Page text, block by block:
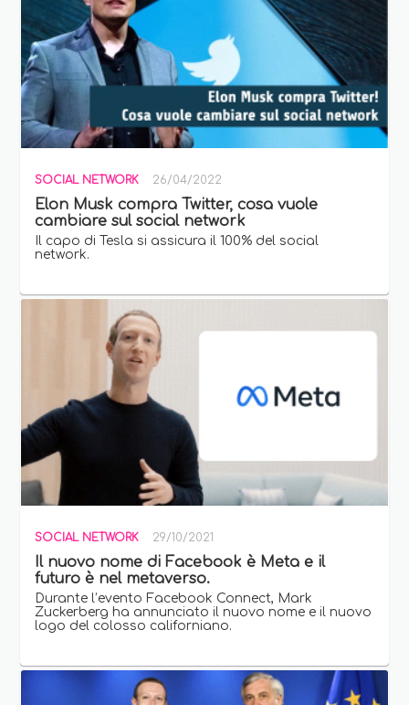
SOCIAL NETWORK 26/04/2022
Elon Musk compra Twitter, cosa vuole
cambiare sul social network
Il capo di Tesla si assicura il 100% del social
network.
SOCIAL NETWORK 29/10/2021
Il nuovo nome di Facebook è Meta e il
futuro è nel metaverso.
Durante l’evento Facebook Connect, Mark
Zuckerberg ha annunciato il nuovo nome e il nuovo
logo del colosso californiano.